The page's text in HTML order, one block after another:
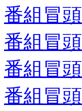
番組冒頭
番組冒頭
番組冒頭
番組冒頭